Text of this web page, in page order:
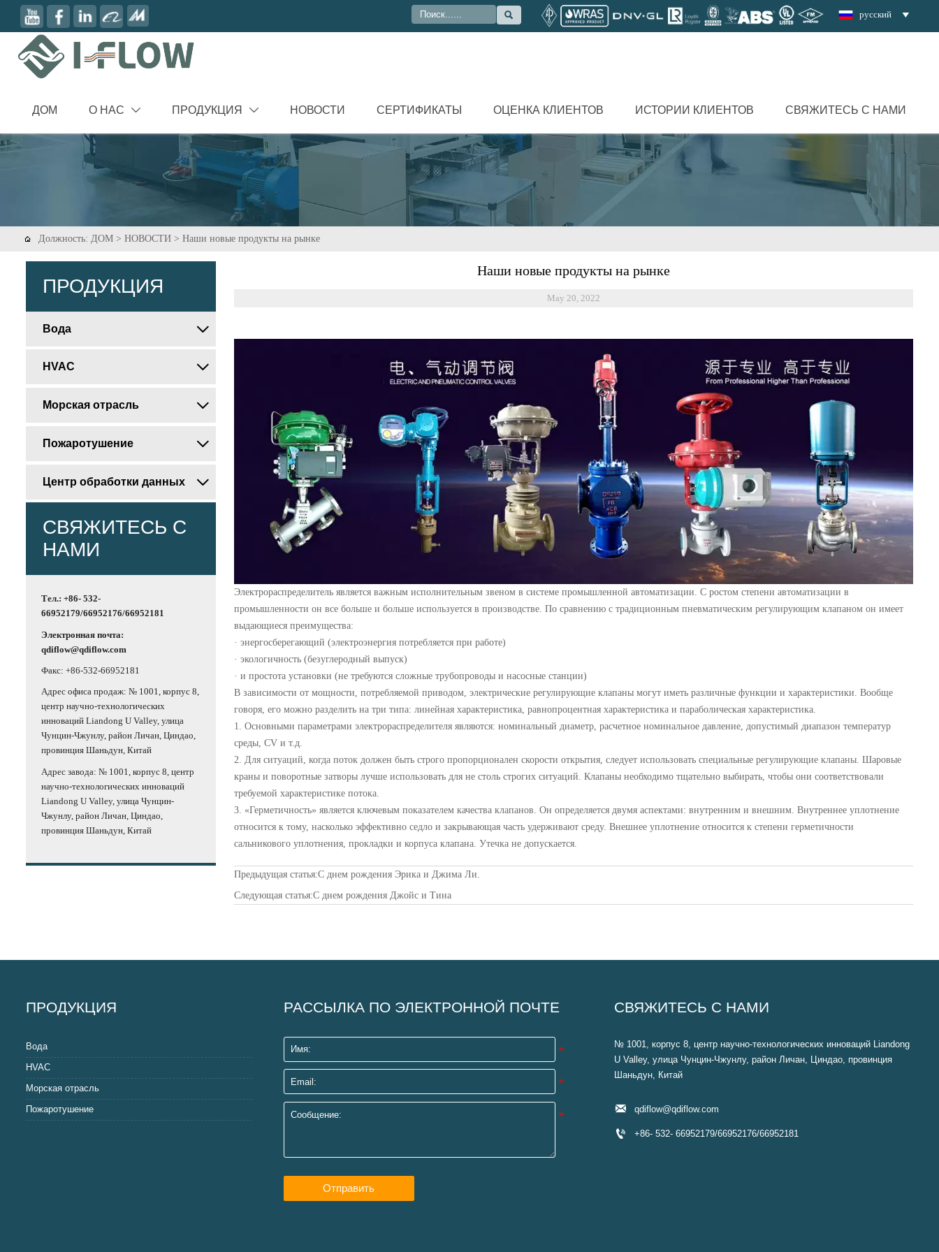
 русский 
ДОМ О НАС  ПРОДУКЦИЯ  НОВОСТИ СЕРТИФИКАТЫ ОЦЕНКА КЛИЕНТОВ ИСТОРИИ КЛИЕНТОВ СВЯЖИТЕСЬ С НАМИ
 Должность:ДОМ >НОВОСТИ >Наши новые продукты на рынке
ПРОДУКЦИЯ
Вода 
HVAC 
Морская отрасль 
Пожаротушение 
Центр обработки данных 
СВЯЖИТЕСЬ С
НАМИ
Тел.: +86- 532-
66952179/66952176/66952181
Электронная почта:
qdiflow@qdiflow.com
Факс: +86-532-66952181
Адрес офиса продаж: № 1001, корпус 8,
центр научно-технологических
инноваций Liandong U Valley, улица
Чунцин-Чжунлу, район Личан, Циндао,
провинция Шаньдун, Китай
Адрес завода: № 1001, корпус 8, центр
научно-технологических инноваций
Liandong U Valley, улица Чунцин-
Чжунлу, район Личан, Циндао,
провинция Шаньдун, Китай
Наши новые продукты на рынке
May 20, 2022
Электрораспределитель является важным исполнительным звеном в системе промышленной автоматизации. С ростом степени автоматизации в
промышленности он все больше и больше используется в производстве. По сравнению с традиционным пневматическим регулирующим клапаном он имеет
выдающиеся преимущества:
· энергосберегающий (электроэнергия потребляется при работе)
· экологичность (безуглеродный выпуск)
· и простота установки (не требуются сложные трубопроводы и насосные станции)
В зависимости от мощности, потребляемой приводом, электрические регулирующие клапаны могут иметь различные функции и характеристики. Вообще
говоря, его можно разделить на три типа: линейная характеристика, равнопроцентная характеристика и параболическая характеристика.
1. Основными параметрами электрораспределителя являются: номинальный диаметр, расчетное номинальное давление, допустимый диапазон температур
среды, CV и т.д.
2. Для ситуаций, когда поток должен быть строго пропорционален скорости открытия, следует использовать специальные регулирующие клапаны. Шаровые
краны и поворотные затворы лучше использовать для не столь строгих ситуаций. Клапаны необходимо тщательно выбирать, чтобы они соответствовали
требуемой характеристике потока.
3. «Герметичность» является ключевым показателем качества клапанов. Он определяется двумя аспектами: внутренним и внешним. Внутреннее уплотнение
относится к тому, насколько эффективно седло и закрывающая часть удерживают среду. Внешнее уплотнение относится к степени герметичности
сальникового уплотнения, прокладки и корпуса клапана. Утечка не допускается.
Предыдущая статья:С днем рождения Эрика и Джима Ли.
Следующая статья:С днем рождения Джойс и Тина
ПРОДУКЦИЯ
Вода
HVAC
Морская отрасль
Пожаротушение
РАССЫЛКА ПО ЭЛЕКТРОННОЙ ПОЧТЕ
Отправить
СВЯЖИТЕСЬ С НАМИ
№ 1001, корпус 8, центр научно-технологических инноваций Liandong
U Valley, улица Чунцин-Чжунлу, район Личан, Циндао, провинция
Шаньдун, Китай
 qdiflow@qdiflow.com
 +86- 532- 66952179/66952176/66952181